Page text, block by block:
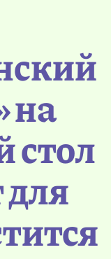
на
стол